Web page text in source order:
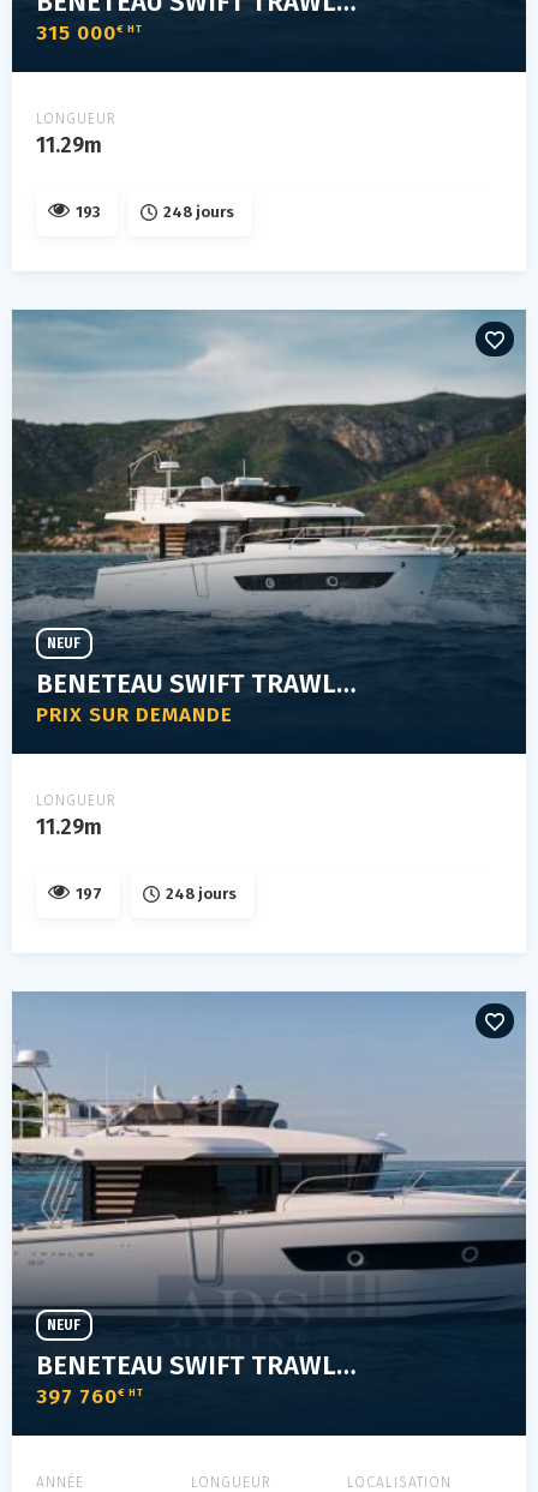
315 000€ HT
LONGUEUR
11.29m
193 248 jours
BENETEAU SWIFT TRAWLER 37 FLY
PRIX SUR DEMANDE
NEUF
LONGUEUR
11.29m
197 248 jours
BENETEAU SWIFT TRAWLER 37 FLY
397 760€ HT
NEUF
ANNÉE LONGUEUR LOCALISATION